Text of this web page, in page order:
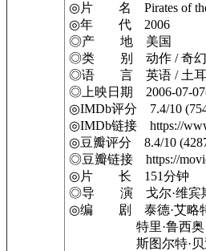
◎片 名 Pirates of the
◎年 代 2006
◎产 地 美国
◎类 别 动作 / 奇幻
◎语 言 英语 / 土耳
◎上映日期 2006-07-
◎IMDb评分 7.4/10
◎IMDb链接 https://
◎豆瓣评分 8.4/10
◎豆瓣链接 https://
◎片 长 151分钟
◎导 演 戈尔·维宾斯
◎编 剧 泰德·艾略特
特里·鲁西奥
斯图尔特·贝亚蒂